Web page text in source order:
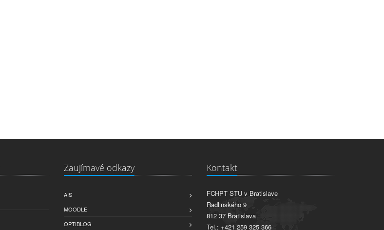
Zaujímavé odkazy
AIS
MOODLE
OPTIBLOG
Kontakt
FCHPT STU v Bratislave
Radlinského 9
812 37 Bratislava
Tel.: +421 259 325 366